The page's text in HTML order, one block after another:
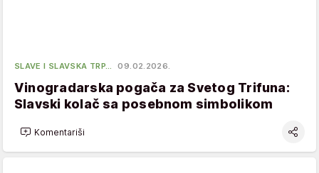
SLAVE I SLAVSKA TRP… 09.02.2026.
Vinogradarska pogača za Svetog Trifuna:
Slavski kolač sa posebnom simbolikom
Komentariši